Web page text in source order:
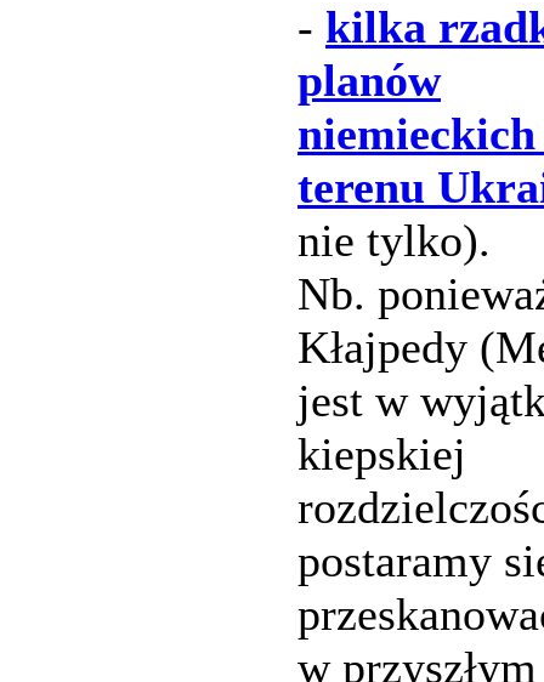
- kilka
planów
niemieckich
terenu
nie tylko).
Nb.
Kłajpedy
jest w
kiepskiej
postaramy
w